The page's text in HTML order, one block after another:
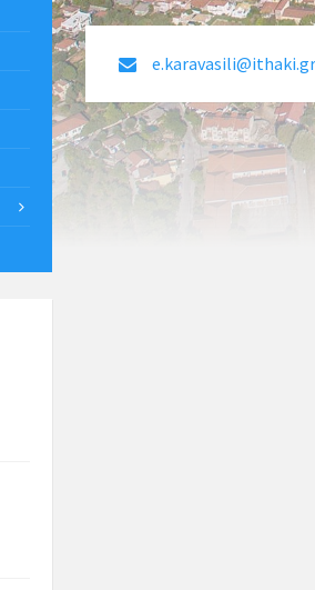
e.karavasili@ithaki.gr